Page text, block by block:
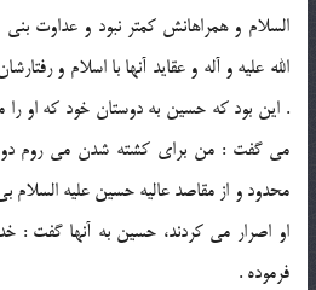
السلام و همراهانش كمتر نبود و عداوت
الله عليه و آله و عقايد آنها با اسلام و
. اين بود كه حسين به دوستان خود كه او را
مى گفت : من براى كشته شدن مى روم
محدود و از مقاصد عاليه حسين عليه السلام
او اصرار مى كردند، حسين به آنها گفت :
فرموده .